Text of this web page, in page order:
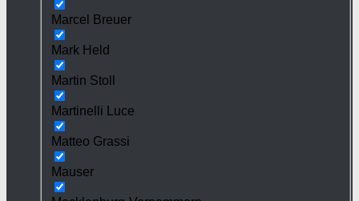
Marcel Breuer
Mark Held
Martin Stoll
Martinelli Luce
Matteo Grassi
Mauser